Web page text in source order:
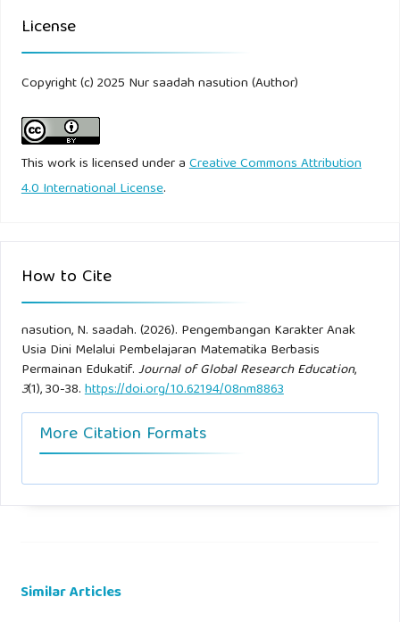
of Primary Education, 2025, 8.3: 1150-1161.
YUNINGSIH, Elis; JULAEHA, Siti; RAWIN, Badilah Bin. UTE
berbasis kearifan lokal sebagai upaya menciptakan
penunjang pembelajaran yang menyenangkan dalam
menghadapi revolusi industri 4.0. Jurnal Didactical
media pembelajaran matematika terhadap hasil belajar
berbasis game. Indonesian Journal of Intellectual
Publication, 2021, 1.3: 204-211.
Adawiyah, Baiq Rabiatul, et al. "Pengembangan Media
Pembelajaran Berbasis Game Interaktif Math Playground
Terhadap Kemampuan Numerasi Anak Usia Dini." Jurnal
Pendidikan, Sains, Geologi, dan Geofisika (GeoScienceEd
License
Copyright (c) 2025 Nur saadah nasution (Author)
This work is licensed under aCreative Commons Attribution
4.0 International License.
How to Cite
nasution, N. saadah. (2026). Pengembangan Karakter Anak
Usia Dini Melalui Pembelajaran Matematika Berbasis
Permainan Edukatif.Journal of Global Research Education,
3(1), 30-38.https://doi.org/10.62194/08nm8863
More Citation Formats
Similar Articles